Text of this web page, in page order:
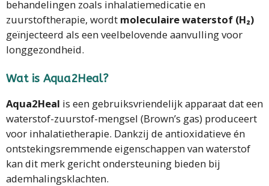
behandelingen zoals inhalatiemedicatie en
zuurstoftherapie, wordt moleculaire waterstof (H₂)
geïnjecteerd als een veelbelovende aanvulling voor
longgezondheid.
Wat is Aqua2Heal?
Aqua2Heal is een gebruiksvriendelijk apparaat dat een
waterstof-zuurstof-mengsel (Brown’s gas) produceert
voor inhalatietherapie. Dankzij de antioxidatieve én
ontstekingsremmende eigenschappen van waterstof
kan dit merk gericht ondersteuning bieden bij
ademhalingsklachten.